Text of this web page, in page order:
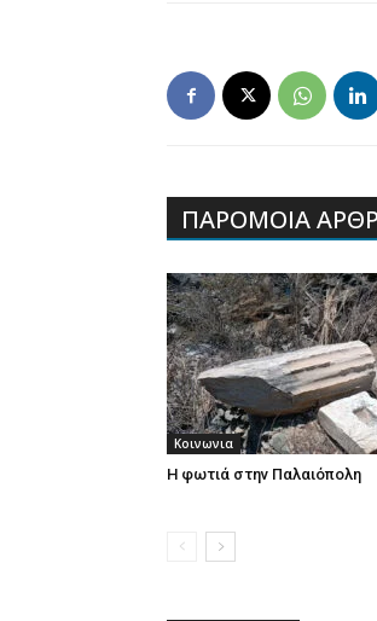
ΠΑΡΟΜΟΙΑ
Κοινωνια
Η φωτιά στην Παλαιόπολη